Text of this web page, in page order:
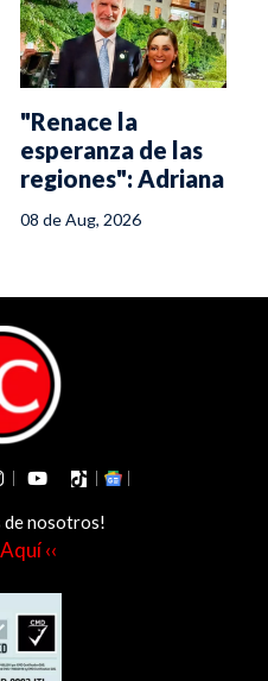
"Renace la
esperanza de las
regiones": Adriana
08 de Aug, 2026
de nosotros!
‹‹